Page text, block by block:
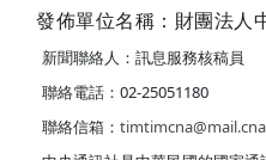
發佈單位名稱：財團法人
新聞聯絡人：訊息服務核稿員
聯絡電話：02-25051180
聯絡信箱：